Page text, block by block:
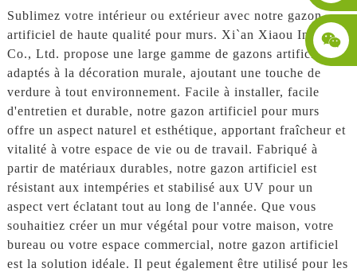
Sublimez votre intérieur ou extérieur avec notre gazon
artificiel de haute qualité pour murs. Xi`an Xiaou Industry
Co., Ltd. propose une large gamme de gazons artificiels
adaptés à la décoration murale, ajoutant une touche de
verdure à tout environnement. Facile à installer, facile
d'entretien et durable, notre gazon artificiel pour murs
offre un aspect naturel et esthétique, apportant fraîcheur et
vitalité à votre espace de vie ou de travail. Fabriqué à
partir de matériaux durables, notre gazon artificiel est
résistant aux intempéries et stabilisé aux UV pour un
aspect vert éclatant tout au long de l'année. Que vous
souhaitiez créer un mur végétal pour votre maison, votre
bureau ou votre espace commercial, notre gazon artificiel
est la solution idéale. Il peut également être utilisé pour les